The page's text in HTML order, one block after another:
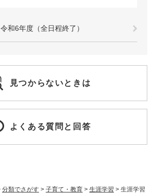
分類でさがす > 子育て・教育 > 生涯学習 > 生涯学習
和6年度（全日程終了）
見つからないときは
よくある質問と回答